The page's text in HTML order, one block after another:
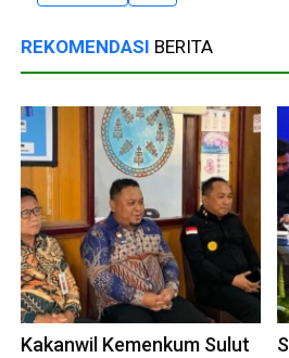
REKOMENDASI BERITA
Kakanwil Kemenkum Sulut